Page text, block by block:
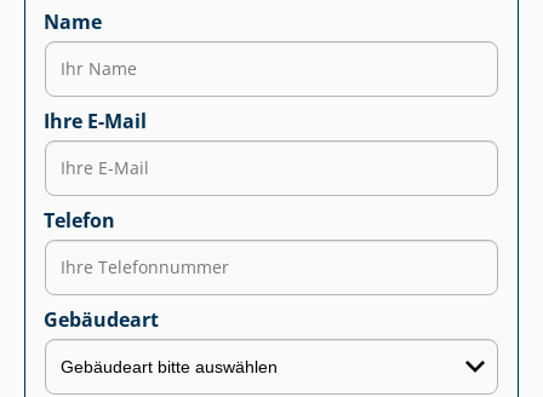
Name
Ihre E-Mail
Telefon
Gebäudeart